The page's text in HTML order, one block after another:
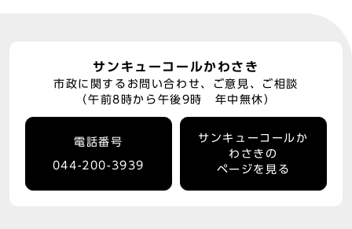
サンキューコールかわさき
市政に関するお問い合わせ、ご意見、ご相談
（午前8時から午後9時 年中無休）
電話番号
044-200-3939
サンキューコールか
わさきの
ページを見る